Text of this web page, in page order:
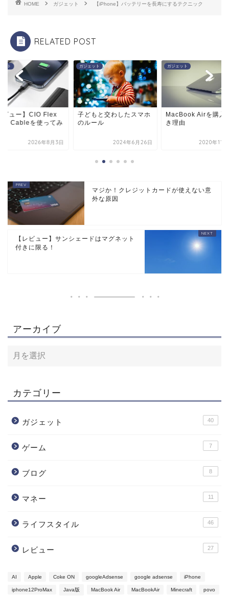
HOME ガジェット 【iPhone】バッテリーを長寿にするテクニック
RELATED POST
ット
ビュー】CIO Flex
Cableを使ってみ
2026年8月3日
ガジェット
子どもと交わしたスマホ
のルール
2024年6月26日
ガジェット
MacBook Airを購入
き理由
2020年11
マジか！クレジットカードが使えない意
外な原因
【レビュー】サンシェードはマグネット
付きに限る！
アーカイブ
カテゴリー
ガジェット 40
ゲーム 7
ブログ 8
マネー 11
ライフスタイル 46
レビュー 27
AI Apple Coke ON googleAdsense google adsense iPhone
iphone12ProMax Java版 MacBook Air MacBookAir Minecraft povo